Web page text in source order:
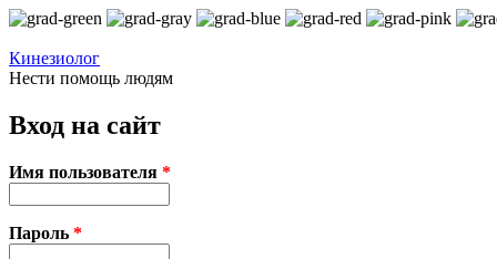
Перейти к основному содержанию
Кинезиолог
Нести помощь людям
Вход на сайт
Имя пользователя *
Пароль *